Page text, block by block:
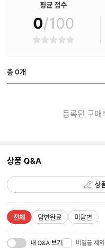
후
기
란?
평균 점수
0/100
별
총0개
등록된 구매
상품 Q&A
상
전체 답변완료 미답변
내 Q&A 보기 비밀글 제외